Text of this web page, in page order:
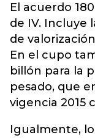
El acuerdo
de IV. Incluye
de
En el cupo
billón para la
pesado, que
vigencia 2015
Igualmente,